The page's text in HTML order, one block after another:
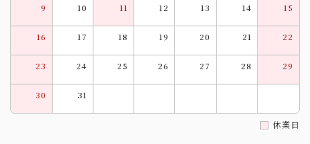
9 10 11 12 13 14 15
16 17 18 19 20 21 22
23 24 25 26 27 28 29
30 31
休業日